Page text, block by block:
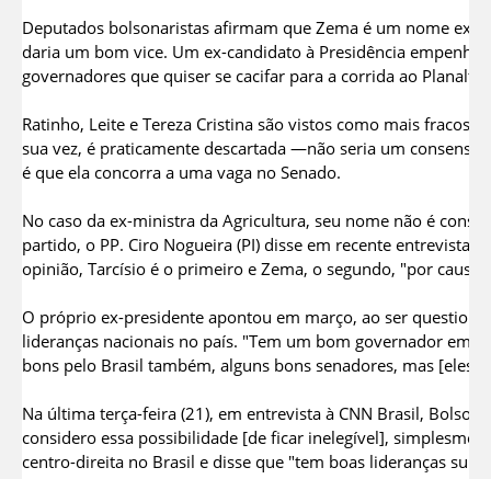
Deputados bolsonaristas afirmam que Zema é um nome
daria um bom vice. Um ex-candidato à Presidência
governadores que quiser se cacifar para a corrida ao
Ratinho, Leite e Tereza Cristina são vistos como mais fracos
sua vez, é praticamente descartada —não seria um
é que ela concorra a uma vaga no Senado.
No caso da ex-ministra da Agricultura, seu nome não é
partido, o PP. Ciro Nogueira (PI) disse em recente entrevista
opinião, Tarcísio é o primeiro e Zema, o segundo, "por causa
O próprio ex-presidente apontou em março, ao ser
lideranças nacionais no país. "Tem um bom governador em
bons pelo Brasil também, alguns bons senadores, mas [eles]
Na última terça-feira (21), em entrevista à CNN Brasil,
considero essa possibilidade [de ficar inelegível],
centro-direita no Brasil e disse que "tem boas lideranças